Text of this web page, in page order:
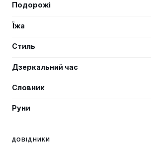
Подорожі
Їжа
Стиль
Дзеркальний час
Словник
Руни
ДОВІДНИКИ